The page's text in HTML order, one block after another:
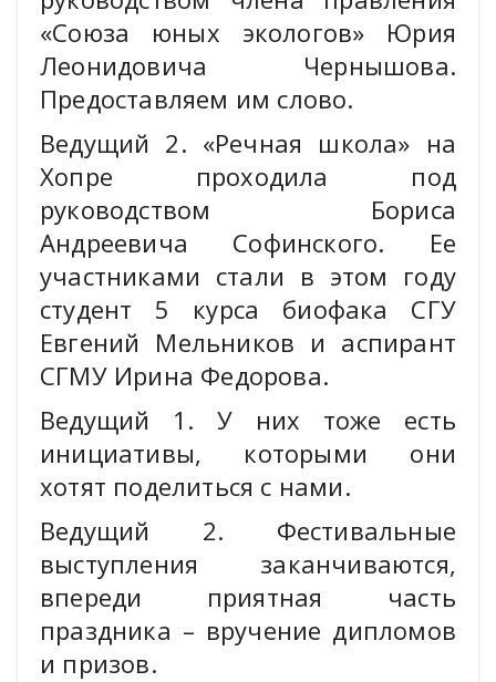
«Союза юных экологов» Юрия
Леонидовича Чернышова.
Предоставляем им слово.
Ведущий 2. «Речная школа» на
Хопре проходила под
руководством Бориса
Андреевича Софинского. Ее
участниками стали в этом году
студент 5 курса биофака СГУ
Евгений Мельников и аспирант
СГМУ Ирина Федорова.
Ведущий 1. У них тоже есть
инициативы, которыми они
хотят поделиться с нами.
Ведущий 2. Фестивальные
выступления заканчиваются,
впереди приятная часть
праздника – вручение дипломов
и призов.